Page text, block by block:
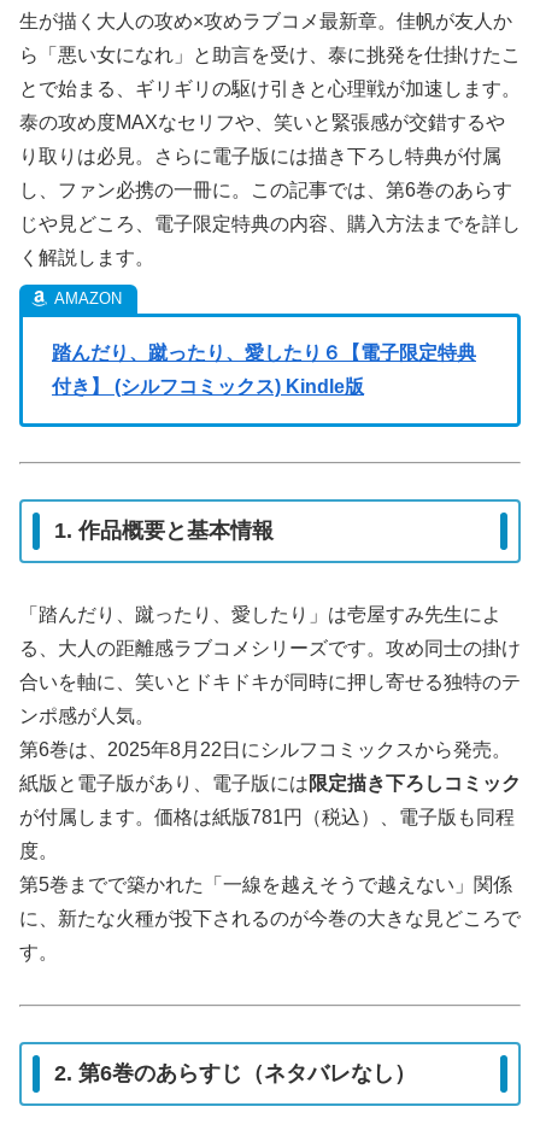
生が描く大人の攻め×攻めラブコメ最新章。佳帆が友人か
ら「悪い女になれ」と助言を受け、泰に挑発を仕掛けたこ
とで始まる、ギリギリの駆け引きと心理戦が加速します。
泰の攻め度MAXなセリフや、笑いと緊張感が交錯するや
り取りは必見。さらに電子版には描き下ろし特典が付属
し、ファン必携の一冊に。この記事では、第6巻のあらす
じや見どころ、電子限定特典の内容、購入方法までを詳し
く解説します。
踏んだり、蹴ったり、愛したり６【電子限定特典
付き】 (シルフコミックス) Kindle版
1. 作品概要と基本情報
「踏んだり、蹴ったり、愛したり」は壱屋すみ先生によ
る、大人の距離感ラブコメシリーズです。攻め同士の掛け
合いを軸に、笑いとドキドキが同時に押し寄せる独特のテ
ンポ感が人気。
第6巻は、2025年8月22日にシルフコミックスから発売。
紙版と電子版があり、電子版には限定描き下ろしコミック
が付属します。価格は紙版781円（税込）、電子版も同程
度。
第5巻までで築かれた「一線を越えそうで越えない」関係
に、新たな火種が投下されるのが今巻の大きな見どころで
す。
2. 第6巻のあらすじ（ネタバレなし）